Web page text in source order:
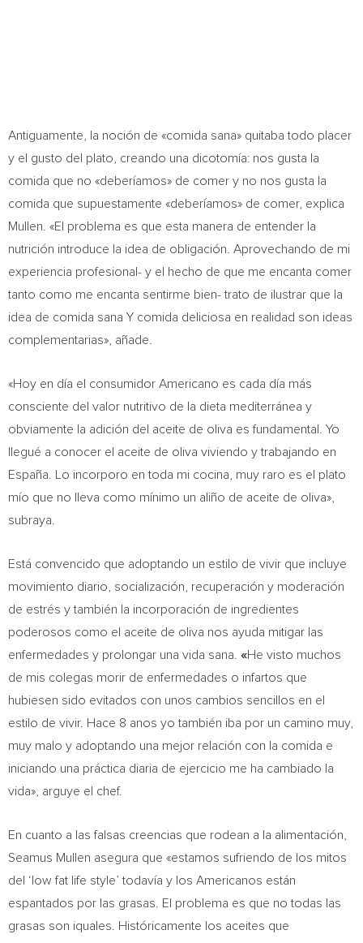
Antiguamente, la noción de «comida sana» quitaba todo placer
y el gusto del plato, creando una dicotomía: nos gusta la
comida que no «deberíamos» de comer y no nos gusta la
comida que supuestamente «deberíamos» de comer, explica
Mullen. «El problema es que esta manera de entender la
nutrición introduce la idea de obligación. Aprovechando de mi
experiencia profesional- y el hecho de que me encanta comer
tanto como me encanta sentirme bien- trato de ilustrar que la
idea de comida sana Y comida deliciosa en realidad son ideas
complementarias», añade.
«Hoy en día el consumidor Americano es cada día más
consciente del valor nutritivo de la dieta mediterránea y
obviamente la adición del aceite de oliva es fundamental. Yo
llegué a conocer el aceite de oliva viviendo y trabajando en
España. Lo incorporo en toda mi cocina, muy raro es el plato
mío que no lleva como mínimo un aliño de aceite de oliva»,
subraya.
Está convencido que adoptando un estilo de vivir que incluye
movimiento diario, socialización, recuperación y moderación
de estrés y también la incorporación de ingredientes
poderosos como el aceite de oliva nos ayuda mitigar las
enfermedades y prolongar una vida sana. «He visto muchos
de mis colegas morir de enfermedades o infartos que
hubiesen sido evitados con unos cambios sencillos en el
estilo de vivir. Hace 8 anos yo también iba por un camino muy,
muy malo y adoptando una mejor relación con la comida e
iniciando una práctica diaria de ejercicio me ha cambiado la
vida», arguye el chef.
En cuanto a las falsas creencias que rodean a la alimentación,
Seamus Mullen asegura que «estamos sufriendo de los mitos
del ‘low fat life style’ todavía y los Americanos están
espantados por las grasas. El problema es que no todas las
grasas son iquales. Históricamente los aceites que